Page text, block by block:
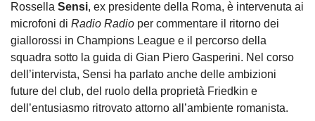
Rossella Sensi, ex presidente della Roma, è intervenuta ai
microfoni di Radio Radio per commentare il ritorno dei
giallorossi in Champions League e il percorso della
squadra sotto la guida di Gian Piero Gasperini. Nel corso
dell’intervista, Sensi ha parlato anche delle ambizioni
future del club, del ruolo della proprietà Friedkin e
dell’entusiasmo ritrovato attorno all’ambiente romanista.